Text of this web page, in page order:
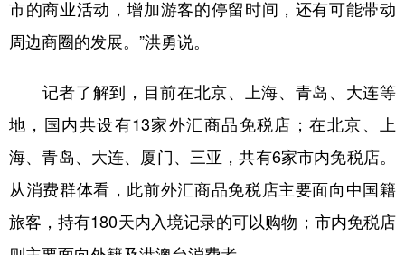
市的商业活动，增加游客的停留时间，还有可能带动
周边商圈的发展。”洪勇说。
记者了解到，目前在北京、上海、青岛、大连等
地，国内共设有13家外汇商品免税店；在北京、上
海、青岛、大连、厦门、三亚，共有6家市内免税店。
从消费群体看，此前外汇商品免税店主要面向中国籍
旅客，持有180天内入境记录的可以购物；市内免税店